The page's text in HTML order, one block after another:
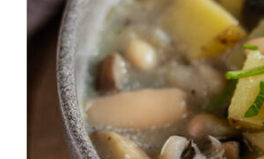
BEILAGEN
VANLIFE &